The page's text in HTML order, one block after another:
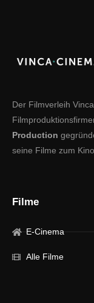
Der Filmverleih
Production
seine Filme zum
Filme
E-Cinema
Alle Filme